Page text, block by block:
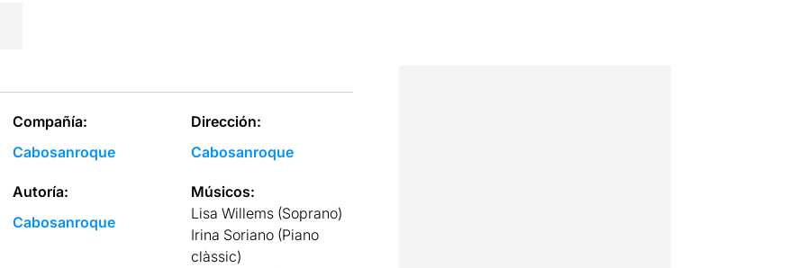
Compañía:
Cabosanroque
Dirección:
Cabosanroque
Autoría:
Cabosanroque
Músicos:
Lisa Willems (Soprano)
Irina Soriano (Piano
clàssic)